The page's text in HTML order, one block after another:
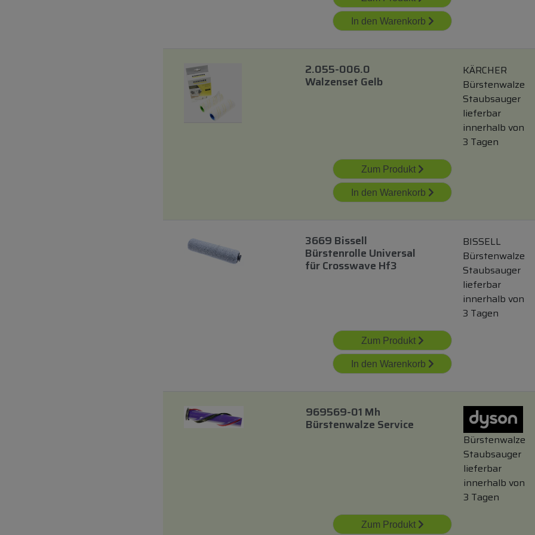
In den Warenkorb
2.055-006.0
Walzenset Gelb
KÄRCHER
Bürstenwalze
Staubsauger
lieferbar
innerhalb von
3 Tagen
Zum Produkt
In den Warenkorb
3669 Bissell
Bürstenrolle Universal
fürCrosswave Hf3
BISSELL
Bürstenwalze
Staubsauger
lieferbar
innerhalb von
3 Tagen
Zum Produkt
In den Warenkorb
969569-01 Mh
Bürstenwalze Service
Bürstenwalze
Staubsauger
lieferbar
innerhalb von
3 Tagen
Zum Produkt